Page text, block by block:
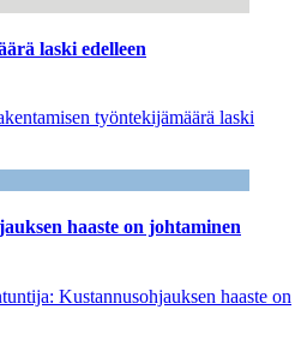
laski edelleen
työntekijämäärä laski
haaste on johtaminen
Kustannusohjauksen haaste on